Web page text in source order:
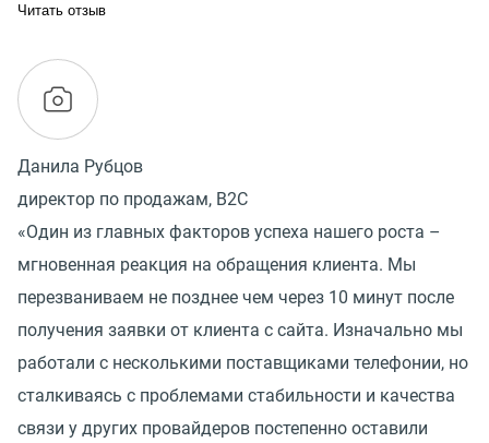
Читать отзыв
Данила Рубцов
директор по продажам, B2C
«Один из главных факторов успеха нашего роста –
мгновенная реакция на обращения клиента. Мы
перезваниваем не позднее чем через 10 минут после
получения заявки от клиента с сайта. Изначально мы
работали с несколькими поставщиками телефонии, но
сталкиваясь с проблемами стабильности и качества
связи у других провайдеров постепенно оставили